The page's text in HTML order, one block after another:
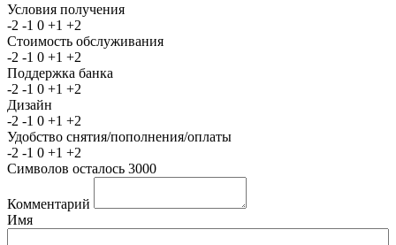
Условия получения
-2 -1 0 +1 +2
Стоимость обслуживания
-2 -1 0 +1 +2
Поддержка банка
-2 -1 0 +1 +2
Дизайн
-2 -1 0 +1 +2
Удобство снятия/пополнения/оплаты
-2 -1 0 +1 +2
Символов осталось 3000
Комментарий
Имя